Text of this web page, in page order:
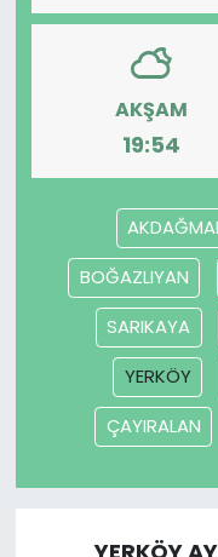
AKŞAM
19:54
BOĞAZLIYAN
SARIKAYA
YERKÖY
ÇAYIRALAN